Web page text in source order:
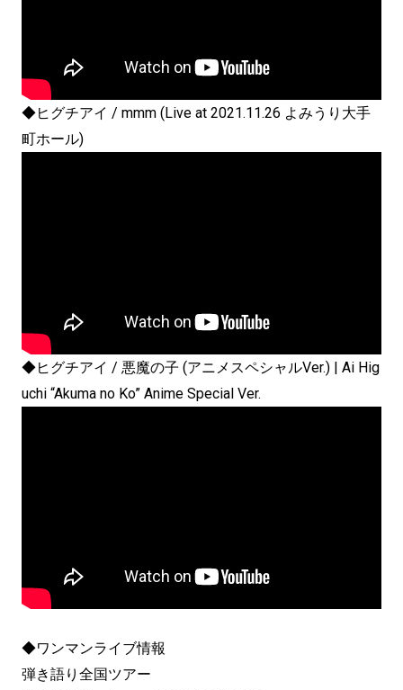
◆ヒグチアイ / mmm (Live at 2021.11.26 よみうり大手
町ホール)
◆ヒグチアイ / 悪魔の子 (アニメスペシャルVer.) | Ai Hig
uchi “Akuma no Ko” Anime Special Ver.
◆ワンマンライブ情報
弾き語り全国ツアー